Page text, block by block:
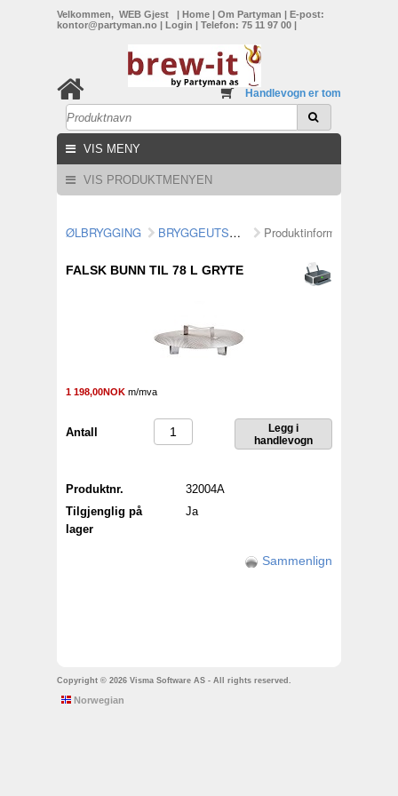
Velkommen, WEB Gjest | Home | Om Partyman | E-post:
kontor@partyman.no | Login | Telefon: 75 11 97 00 |
Handlevogn er tom
VIS MENY
VIS PRODUKTMENYEN
ØLBRYGGING BRYGGEUTSTYR/MALTMØLLER Produktinformasjon
FALSK BUNN TIL 78 L GRYTE
1 198,00NOK m/mva
Antall
Produktnr.
32004A
Tilgjenglig på
lager
Ja
Sammenlign
Copyright © 2026 Visma Software AS - All rights reserved.
Norwegian